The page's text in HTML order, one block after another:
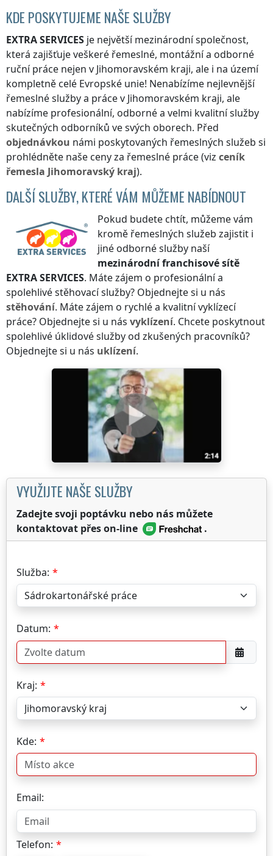
KDE POSKYTUJEME NAŠE SLUŽBY
EXTRA SERVICES je největší mezinárodní společnost,
která zajišťuje veškeré řemeslné, montážní a odborné
ruční práce nejen v Jihomoravském kraji, ale i na území
kompletně celé Evropské unie! Nenabízíme nejlevnější
řemeslné služby a prácev Jihomoravském kraji, ale
nabízíme profesionální, odborné a velmi kvalitní služby
skutečných odborníků ve svých oborech. Před
objednávkou námi poskytovaných řemeslných služeb si
prohlédněte naše ceny za řemeslné práce (viz ceník
řemesla Jihomoravský kraj).
DALŠÍ SLUŽBY, KTERÉ VÁM MŮŽEME NABÍDNOUT
Pokud budete chtít, můžeme vám
kromě řemeslných služeb zajistit i
jiné odborné služby naší
mezinárodní franchisové sítě
EXTRA SERVICES. Máte zájem o profesionální a
spolehlivé stěhovací služby? Objednejte si u nás
stěhování. Máte zájem o rychlé a kvalitní vyklízecí
práce? Objednejte si u nás vyklízení. Chcete poskytnout
spolehlivé úklidové služby od zkušených pracovníků?
Objednejte si u nás uklízení.
VYUŽIJTE NAŠE SLUŽBY
Zadejte svoji poptávku nebo nás můžete
kontaktovat přes on-line
.
Služba:
Datum:
Kraj:
Kde:
Email:
Telefon: